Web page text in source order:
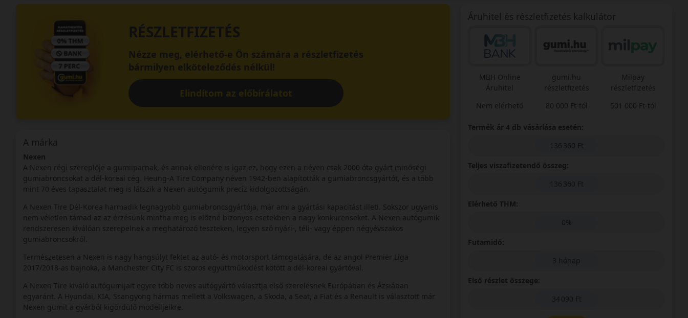
RÉSZLETFIZETÉS
Nézze meg, elérhető-e Ön számára a részletfizetés
bármilyen elköteleződés nélkül!
Elindítom az előbírálatot
A márka
Nexen
A Nexen régi szereplője a gumiiparnak, és annak ellenére is igaz ez, hogy ezen a néven csak 2000 óta gyárt minőségi
gumiabroncsokat a dél-koreai cég. Heung-A Tire Company néven 1942-ben alapították a gumiabroncsgyártót, és a több
mint 70 éves tapasztalat meg is látszik a Nexen autógumik precíz kidolgozottságán.
A Nexen Tire Dél-Korea harmadik legnagyobb gumiabroncsgyártója, már ami a gyártási kapacitást illeti. Sokszor ugyanis
nem véletlen támad az az érzésünk mintha meg is előzné bizonyos esetekben a nagy konkurenseket. A Nexen autógumik
rendszeresen kiválóan szerepelnek a meghatározó teszteken, legyen szó nyári-, téli- vagy éppen négyévszakos
gumiabroncsokról.
Természetesen a Nexen is nagy hangsúlyt fektet az autó- és motorsport támogatására, de az angol Premier Liga
2017/2018-as bajnoka, a Manchester City FC is szoros együttműködést kötött a dél-koreai gyártóval.
A Nexen Tire kiváló autógumijait egyre több neves autógyártó választja első szerelésnek Európában és Ázsiában
egyaránt. A Hyundai, KIA, Ssangyong hármas mellett a Volkswagen, a Skoda, a Seat, a Fiat és a Renault is választott már
Nexen gumit a gyárból kigördülő modelljeikre.
Áruhitel és részletfizetés kalkulátor
MBH Online
Áruhitel
Nem elérhető
gumi.hu
részletfizetés
80 000 Ft-tól
Milpay
részletfizetés
501 000 Ft-tól
Termék ár 4 db vásárlása esetén:
136 360 Ft
Teljes viszafizetendő összeg:
136 360 Ft
Elérhető THM:
0%
Futamidő:
3 hónap
Első részlet összege:
34 090 Ft